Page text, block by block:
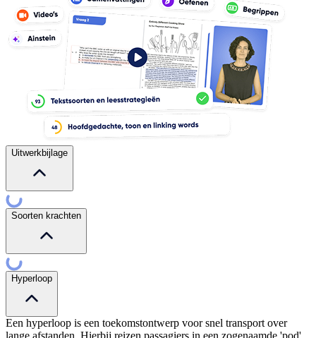
Uitwerkbijlage
Soorten krachten
Hyperloop
Een hyperloop is een toekomstontwerp voor snel transport over
lange afstanden. Hierbij reizen passagiers in een zogenaamde 'pod'